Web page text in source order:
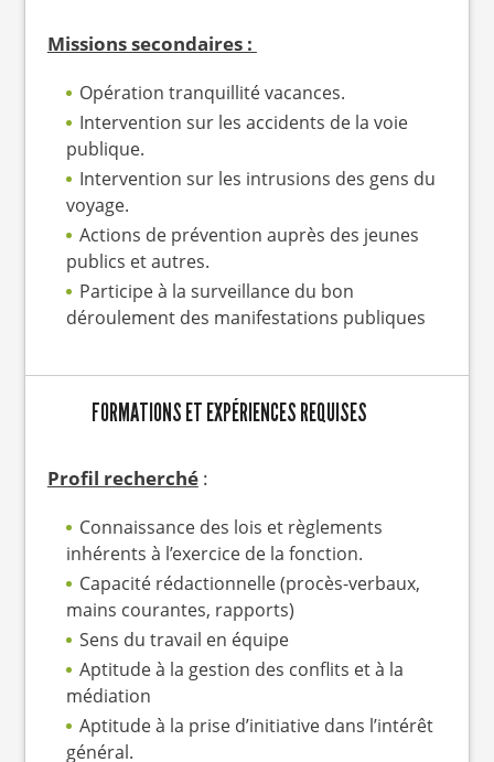
Missions secondaires :
Opération tranquillité vacances.
Intervention sur les accidents de la voie
publique.
Intervention sur les intrusions des gens du
voyage.
Actions de prévention auprès des jeunes
publics et autres.
Participe à la surveillance du bon
déroulement des manifestations publiques
FORMATIONS ET EXPÉRIENCES REQUISES
Profil recherché :
Connaissance des lois et règlements
inhérents à l’exercice de la fonction.
Capacité rédactionnelle (procès-verbaux,
mains courantes, rapports)
Sens du travail en équipe
Aptitude à la gestion des conflits et à la
médiation
Aptitude à la prise d’initiative dans l’intérêt
général.